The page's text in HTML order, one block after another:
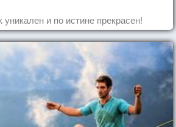
и по истине прекрасен!